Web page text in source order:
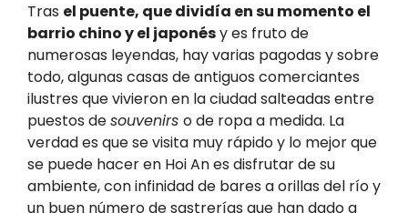
Tras el puente, que dividía en su momento el
barrio chino y el japonésy es fruto de
numerosas leyendas, hay varias pagodas y sobre
todo, algunas casas de antiguos comerciantes
ilustres que vivieron en la ciudad salteadas entre
puestos desouvenirs o de ropa a medida. La
verdad es que se visita muy rápido y lo mejor que
se puede hacer en Hoi An es disfrutar de su
ambiente, con infinidad de bares a orillas del río y
un buen número de sastrerías que han dado a